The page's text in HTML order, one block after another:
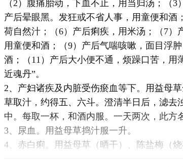
（2）腹痛胎动，下血不止，用当归汤；（
产后晕眼黑。发狂或不省人事，用童便和
荷自然汁；（6）产后痢疾，用米汤；（7）
用童便和酒；（9）产后气喘咳嗽，面目浮
酒；（11）产后大小便不通，烦躁口苦，用
近魂丹”。
2、产妇诸疾及内脏受伤瘀血等下。用益母
草取汁，约得五、六斗。澄清半日后，滤
中。每取一杯，和酒内服。一天两次，此方
3、尿血。用益母草捣汁服一升。
4、赤白痢。用益母草（晒干）、陈盐梅（